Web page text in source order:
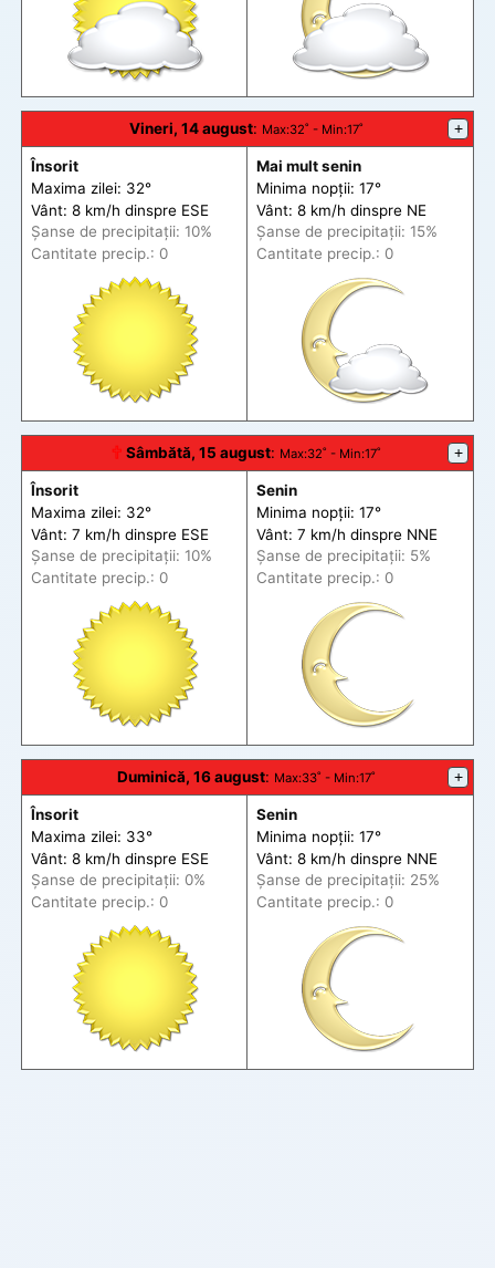
Vineri, 14 august: Max:32˚ - Min:17˚ +
Însorit
Maxima zilei: 32°
Vânt: 8 km/h dinspre ESE
Șanse de precipitații: 10%
Cantitate precip.: 0
Mai mult senin
Minima nopții: 17°
Vânt: 8 km/h dinspre NE
Șanse de precipitații: 15%
Cantitate precip.: 0
🕆 Sâmbătă, 15 august: Max:32˚ - Min:17˚ +
Însorit
Maxima zilei: 32°
Vânt: 7 km/h dinspre ESE
Șanse de precipitații: 10%
Cantitate precip.: 0
Senin
Minima nopții: 17°
Vânt: 7 km/h dinspre NNE
Șanse de precipitații: 5%
Cantitate precip.: 0
Duminică, 16 august: Max:33˚ - Min:17˚ +
Însorit
Maxima zilei: 33°
Vânt: 8 km/h dinspre ESE
Șanse de precipitații: 0%
Cantitate precip.: 0
Senin
Minima nopții: 17°
Vânt: 8 km/h dinspre NNE
Șanse de precipitații: 25%
Cantitate precip.: 0